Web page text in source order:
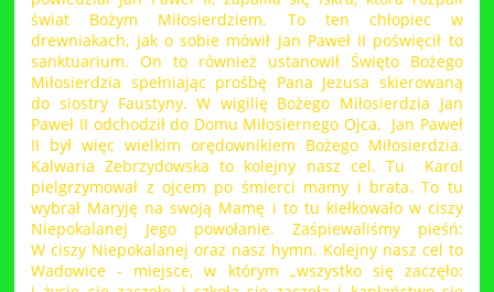
świat Bożym Miłosierdziem. To ten chłopiec w
drewniakach, jak o sobie mówił Jan Paweł II poświęcił to
sanktuarium. On to również ustanowił Święto Bożego
Miłosierdzia spełniając prośbę Pana Jezusa skierowaną
do siostry Faustyny. W wigilię Bożego Miłosierdzia Jan
Paweł II odchodził do Domu Miłosiernego Ojca. Jan Paweł
II był więc wielkim orędownikiem Bożego Miłosierdzia.
Kalwaria Zebrzydowska to kolejny nasz cel. Tu Karol
pielgrzymował z ojcem po śmierci mamy i brata. To tu
wybrał Maryję na swoją Mamę i to tu kiełkowało w ciszy
Niepokalanej Jego powołanie. Zaśpiewaliśmy pieśń:
W ciszy Niepokalanej oraz nasz hymn. Kolejny nasz cel to
Wadowice - miejsce, w którym „wszystko się zaczęło: